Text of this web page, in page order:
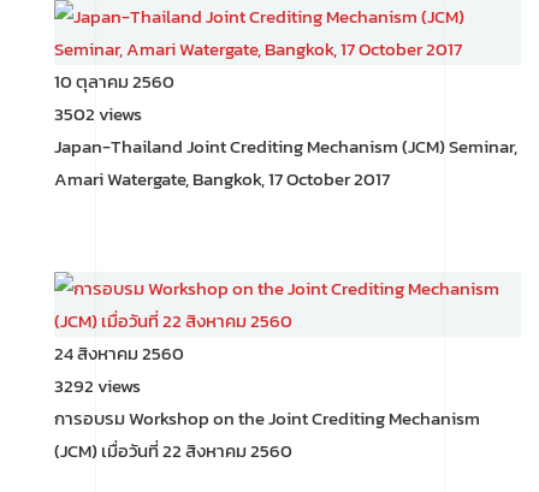
10 ตุลาคม 2560
3502 views
Japan-Thailand Joint Crediting Mechanism (JCM) Seminar,
Amari Watergate, Bangkok, 17 October 2017
24 สิงหาคม 2560
3292 views
การอบรม Workshop on the Joint Crediting Mechanism
(JCM) เมื่อวันที่ 22 สิงหาคม 2560